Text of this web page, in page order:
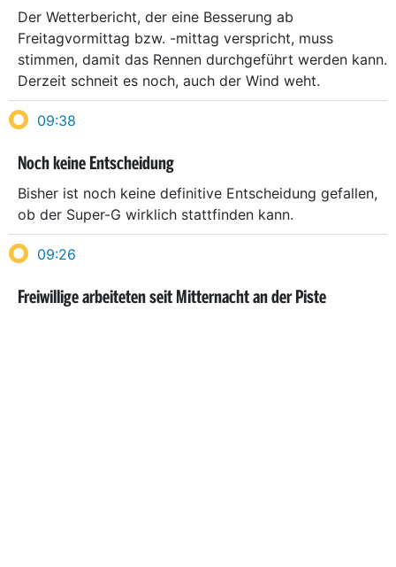
Der Wetterbericht, der eine Besserung ab
Freitagvormittag bzw. -mittag verspricht, muss
stimmen, damit das Rennen durchgeführt werden kann.
Derzeit schneit es noch, auch der Wind weht.
09:38
Noch keine Entscheidung
Bisher ist noch keine definitive Entscheidung gefallen,
ob der Super-G wirklich stattfinden kann.
09:26
Freiwillige arbeiteten seit Mitternacht an der Piste